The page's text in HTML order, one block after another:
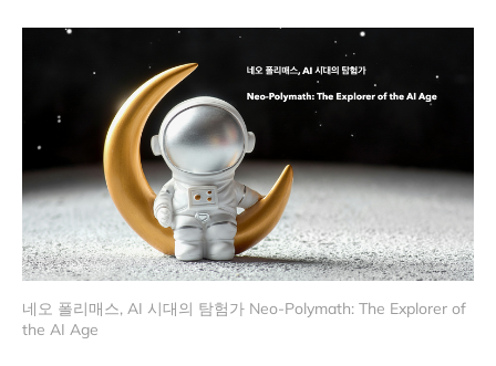
네오 폴리매스, AI 시대의 탐험가 Neo-Polymath: The Explorer of
the AI Age